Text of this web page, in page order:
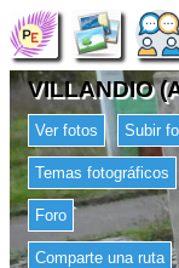
VILLANDIO
Ver fotos Subir
Temas fotográficos
Foro
Comparte una ruta